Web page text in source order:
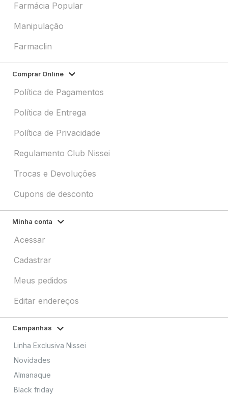
Farmácia Popular
Manipulação
Farmaclin
Comprar Online
Política de Pagamentos
Política de Entrega
Política de Privacidade
Regulamento Club Nissei
Trocas e Devoluções
Cupons de desconto
Minha conta
Acessar
Cadastrar
Meus pedidos
Editar endereços
Campanhas
Linha Exclusiva Nissei
Novidades
Almanaque
Black friday